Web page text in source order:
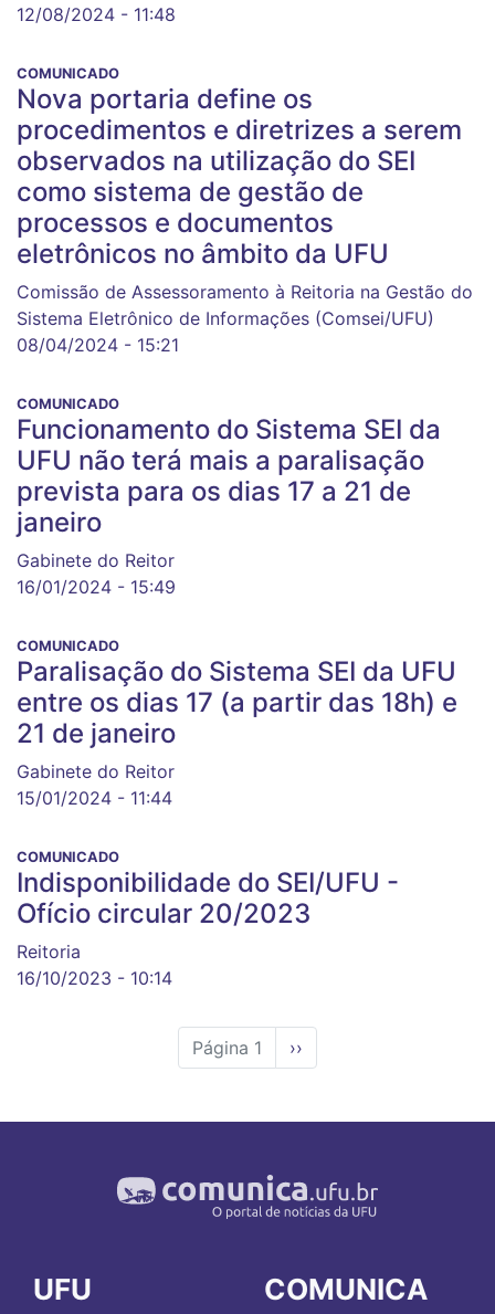
12/08/2024 - 11:48
COMUNICADO
Nova portaria define os
procedimentos e diretrizes a serem
observados na utilização do SEI
como sistema de gestão de
processos e documentos
eletrônicos no âmbito da UFU
Comissão de Assessoramento à Reitoria na Gestão do
Sistema Eletrônico de Informações (Comsei/UFU)
08/04/2024 - 15:21
COMUNICADO
Funcionamento do Sistema SEI da
UFU não terá mais a paralisação
prevista para os dias 17 a 21 de
janeiro
Gabinete do Reitor
16/01/2024 - 15:49
COMUNICADO
Paralisação do Sistema SEI da UFU
entre os dias 17 (a partir das 18h) e
21 de janeiro
Gabinete do Reitor
15/01/2024 - 11:44
COMUNICADO
Indisponibilidade do SEI/UFU -
Ofício circular 20/2023
Reitoria
16/10/2023 - 10:14
Página 1
Próxima
página
››
UFU COMUNICA